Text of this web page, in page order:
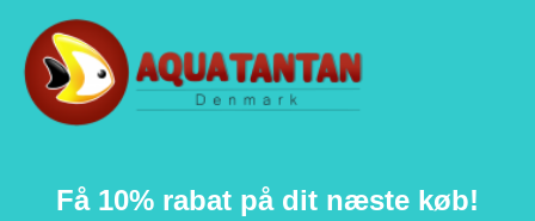
Få 10% rabat på dit næste køb!